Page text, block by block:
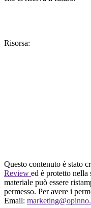
Risorsa:
Questo contenuto è stato
Review ed è protetto nella
materiale può essere
permesso. Per avere i
Email: